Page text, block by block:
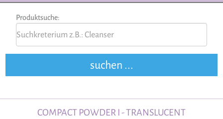
Produktsuche:
COMPACT POWDER I - TRANSLUCENT